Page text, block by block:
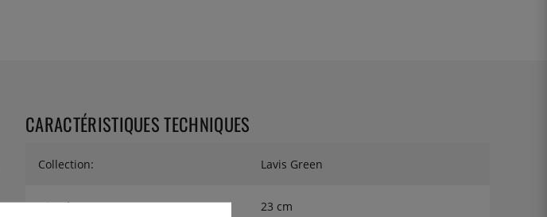
CARACTÉRISTIQUES TECHNIQUES
Collection: Lavis Green
Diamètre: 23 cm